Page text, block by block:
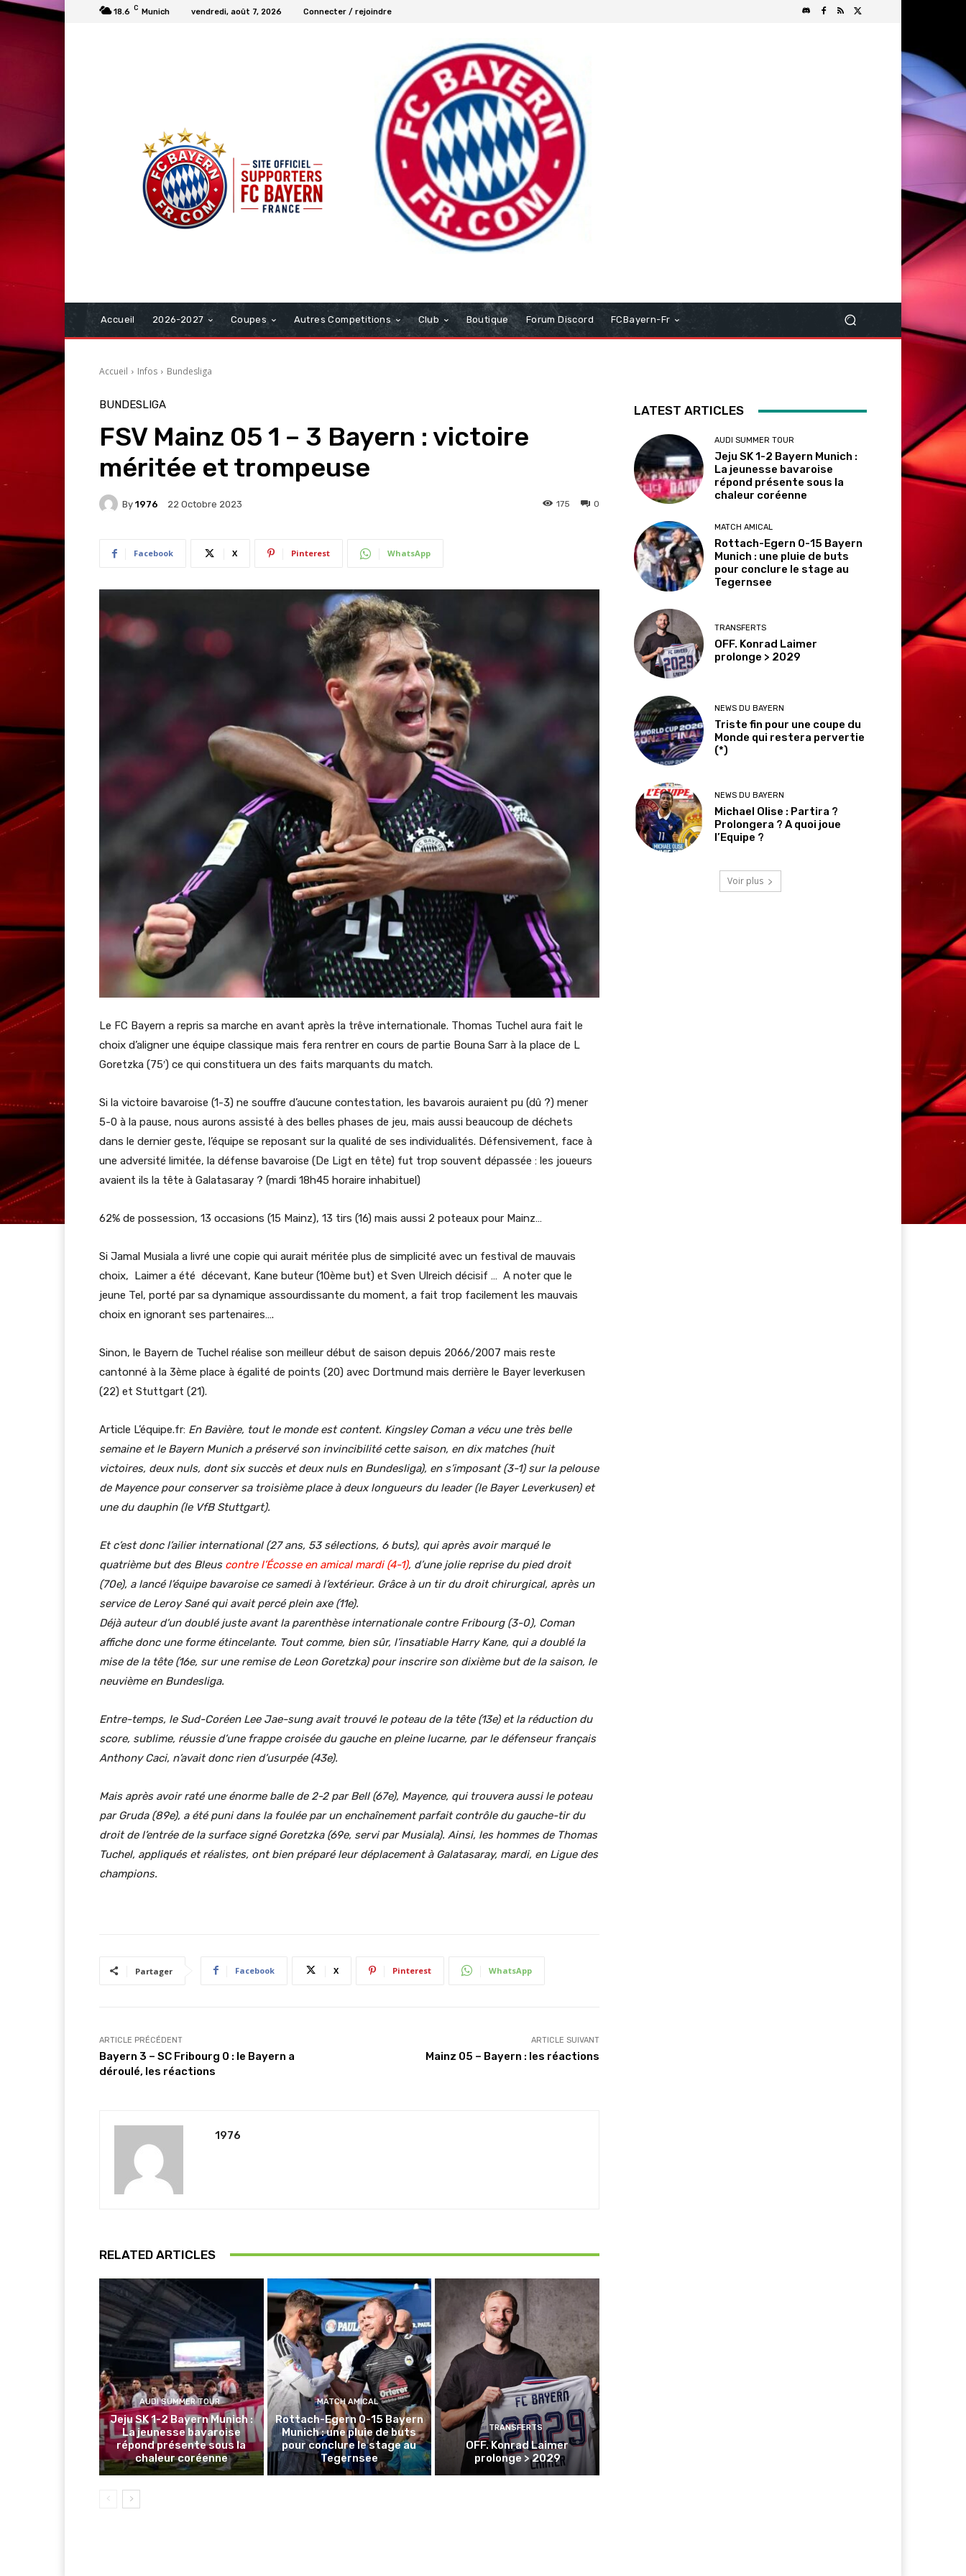
18.6 C Munich vendredi, août 7, 2026 Connecter / rejoindre
Accueil 2026-2027 Coupes Autres Competitions Club Boutique Forum Discord FCBayern-Fr
Accueil Infos Bundesliga
BUNDESLIGA
FSV Mainz 05 1 – 3 Bayern : victoire
méritée et trompeuse
By 1976 22 Octobre 2023 0
175
Facebook X Pinterest WhatsApp
Le FC Bayern a repris sa marche en avant après la trêve internationale. Thomas Tuchel aura fait le
choix d’aligner une équipe classique mais fera rentrer en cours de partie Bouna Sarr à la place de L
Goretzka (75′) ce qui constituera un des faits marquants du match.
Si la victoire bavaroise (1-3) ne souffre d’aucune contestation, les bavarois auraient pu (dû ?) mener
5-0 à la pause, nous aurons assisté à des belles phases de jeu, mais aussi beaucoup de déchets
dans le dernier geste, l’équipe se reposant sur la qualité de ses individualités. Défensivement, face à
une adversité limitée, la défense bavaroise (De Ligt en tête) fut trop souvent dépassée : les joueurs
avaient ils la tête à Galatasaray ? (mardi 18h45 horaire inhabituel)
62% de possession, 13 occasions (15 Mainz), 13 tirs (16) mais aussi 2 poteaux pour Mainz…
Si Jamal Musiala a livré une copie qui aurait méritée plus de simplicité avec un festival de mauvais
choix, Laimer a été décevant, Kane buteur (10ème but) et Sven Ulreich décisif … A noter que le
jeune Tel, porté par sa dynamique assourdissante du moment, a fait trop facilement les mauvais
choix en ignorant ses partenaires….
Sinon, le Bayern de Tuchel réalise son meilleur début de saison depuis 2066/2007 mais reste
cantonné à la 3ème place à égalité de points (20) avec Dortmund mais derrière le Bayer leverkusen
(22) et Stuttgart (21).
Article L’équipe.fr: En Bavière, tout le monde est content. Kingsley Coman a vécu une très belle
semaine et le Bayern Munich a préservé son invincibilité cette saison, en dix matches (huit
victoires, deux nuls, dont six succès et deux nuls en Bundesliga), en s’imposant (3-1) sur la pelouse
de Mayence pour conserver sa troisième place à deux longueurs du leader (le Bayer Leverkusen) et
une du dauphin (le VfB Stuttgart).
Et c’est donc l’ailier international (27 ans, 53 sélections, 6 buts), qui après avoir marqué le
quatrième but des Bleus contre l’Écosse en amical mardi (4-1), d’une jolie reprise du pied droit
(70e), a lancé l’équipe bavaroise ce samedi à l’extérieur. Grâce à un tir du droit chirurgical, après un
service de Leroy Sané qui avait percé plein axe (11e).
Déjà auteur d’un doublé juste avant la parenthèse internationale contre Fribourg (3-0), Coman
affiche donc une forme étincelante. Tout comme, bien sûr, l’insatiable Harry Kane, qui a doublé la
mise de la tête (16e, sur une remise de Leon Goretzka) pour inscrire son dixième but de la saison, le
neuvième en Bundesliga.
Entre-temps, le Sud-Coréen Lee Jae-sung avait trouvé le poteau de la tête (13e) et la réduction du
score, sublime, réussie d’une frappe croisée du gauche en pleine lucarne, par le défenseur français
Anthony Caci, n’avait donc rien d’usurpée (43e).
Mais après avoir raté une énorme balle de 2-2 par Bell (67e), Mayence, qui trouvera aussi le poteau
par Gruda (89e), a été puni dans la foulée par un enchaînement parfait contrôle du gauche-tir du
droit de l’entrée de la surface signé Goretzka (69e, servi par Musiala). Ainsi, les hommes de Thomas
Tuchel, appliqués et réalistes, ont bien préparé leur déplacement à Galatasaray, mardi, en Ligue des
champions.
Partager Facebook X Pinterest WhatsApp
ARTICLE PRÉCÉDENT
Bayern 3 – SC Fribourg 0 : le Bayern a
déroulé, les réactions
ARTICLE SUIVANT
Mainz 05 – Bayern : les réactions
1976
RELATED ARTICLES
AUDI SUMMER TOUR
Jeju SK 1-2 Bayern Munich :
La jeunesse bavaroise
répond présente sous la
chaleur coréenne
MATCH AMICAL
Rottach-Egern 0-15 Bayern
Munich : une pluie de buts
pour conclure le stage au
Tegernsee
TRANSFERTS
OFF. Konrad Laimer
prolonge > 2029
LATEST ARTICLES
AUDI SUMMER TOUR
Jeju SK 1-2 Bayern Munich :
La jeunesse bavaroise
répond présente sous la
chaleur coréenne
MATCH AMICAL
Rottach-Egern 0-15 Bayern
Munich : une pluie de buts
pour conclure le stage au
Tegernsee
TRANSFERTS
OFF. Konrad Laimer
prolonge > 2029
NEWS DU BAYERN
Triste fin pour une coupe du
Monde qui restera pervertie
(*)
NEWS DU BAYERN
Michael Olise : Partira ?
Prolongera ? A quoi joue
l’Equipe ?
Voir plus